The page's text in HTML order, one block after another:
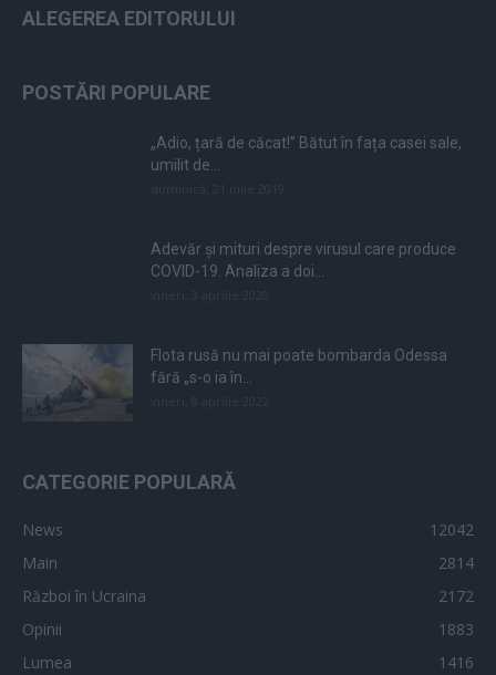
ALEGEREA EDITORULUI
POSTĂRI POPULARE
„Adio, țară de căcat!” Bătut în fața casei sale,
umilit de...
Adevăr și mituri despre virusul care produce
COVID-19. Analiza a doi...
Flota rusă nu mai poate bombarda Odessa
fără „s-o ia în...
CATEGORIE POPULARĂ
News
12042
Main
2814
Război în Ucraina
2172
Opinii
1883
Lumea
1416